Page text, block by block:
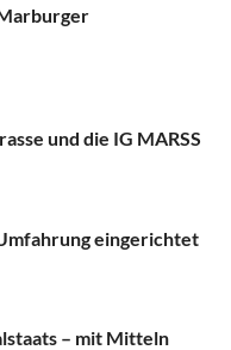
und die IG MARSS
eingerichtet
– mit Mitteln